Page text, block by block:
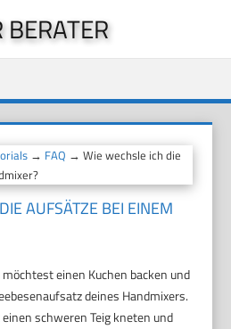
→ FAQ → Wie wechsle ich die
AUFSÄTZE BEI EINEM
einen Kuchen backen und
deines Handmixers.
schweren Teig kneten und